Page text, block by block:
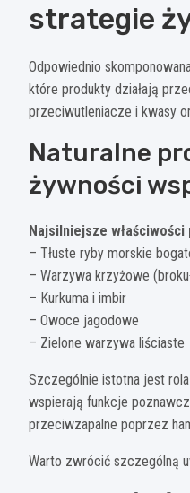
strategie
Odpowiednio
które produkty działają
przeciwutleniacze i kwasy
Naturalne
żywności
Najsilniejsze
– Tłuste ryby morskie
– Warzywa krzyżowe
– Kurkuma i imbir
– Owoce jagodowe
– Zielone warzywa liściaste
Szczególnie istotna jest
wspierają funkcje
przeciwzapalne poprzez
Warto zwrócić szczególną